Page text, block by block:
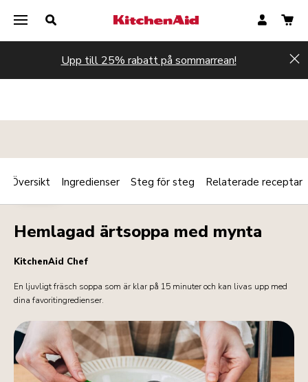
Upp till 25% rabatt på sommarrean!
VARMT Print
Share
Hemlagad ärtsoppa med mynta
KitchenAid Chef
En ljuvligt fräsch soppa som är klar på 15 minuter och kan livas upp med
dina favoritingredienser.
Översikt Ingredienser Steg för steg Relaterade receptar